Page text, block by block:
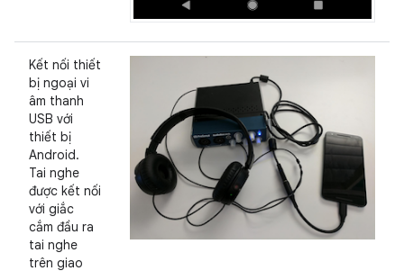
Kết nối thiết
bị ngoại vi
âm thanh
USB với
thiết bị
Android.
Tai nghe
được kết nối
với giắc
cắm đầu ra
tai nghe
trên giao